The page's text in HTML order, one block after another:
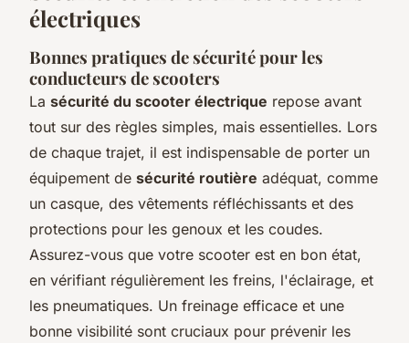
électriques
Bonnes pratiques de sécurité pour les
conducteurs de scooters
La sécurité du scooter électrique repose avant
tout sur des règles simples, mais essentielles. Lors
de chaque trajet, il est indispensable de porter un
équipement de sécurité routière adéquat, comme
un casque, des vêtements réfléchissants et des
protections pour les genoux et les coudes.
Assurez-vous que votre scooter est en bon état,
en vérifiant régulièrement les freins, l'éclairage, et
les pneumatiques. Un freinage efficace et une
bonne visibilité sont cruciaux pour prévenir les